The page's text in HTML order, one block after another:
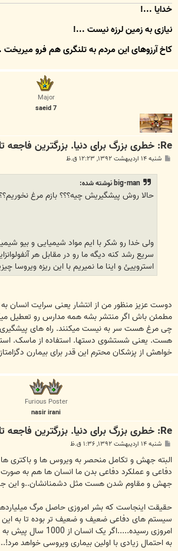
خدایا ...!
نیازی به زمین لرزه نیست ...!
کاخِ آرزوهای این مردم به تلنگری هم فرو
Major
saeid 7
Re: خطری بزرگ برای دنیا. بزرگترین فاجعه تاریخ بشریت
شنبه ۱۴ اردیبهشت ۱۳۹۲, ۱۲:۲۳ ق.ظ
big-man نوشته شده:
حالا روش پیشگیریش چیه؟؟؟ بازم مرغ
ولی خدا رو شکر با ایم مواد شیمیایی و بیو
سریع رشد کنه دیگه ما رو در مقابل هر
استروییئ و اینا ما نمیریم با این ریزه ویروسا
دوست عزیز منظور من از انتشار یعنی سرایت انسان
مطمئن باش اگر منتشر بشه همه مدارس رو تعطیل
چی مرغ هست سر به نیست میکنند. راه های پیشگیری
هست. یعنی شستشوی دستها. استفاده از ماسک.
خواهش از پزشکان محترم این قدر برای بیمارن
Furious Poster
nasir irani
Re: خطری بزرگ برای دنیا. بزرگترین فاجعه تاریخ بشریت
ت
شنبه ۱۴ اردیبهشت ۱۳۹۲, ۱:۳۶ ق.ظ
البته جهش و تکامل منحصر به ویروس ها و باکتری
دفاعی و عملکرد دفاعی بدن ما انسان ها هم به
جهش و مقاوم شدن هست مثل دشمنانشان..و این
حقیقت اینجاست که بشر امروزی حاصل مرگ میلیاردها
سیستم های دفاعی ضعیف و ضعیف تر بوده تا به
امروزی رسیده.....اگر یک
به احتمال زیادی با اولین بیماری ویروسی خواهد